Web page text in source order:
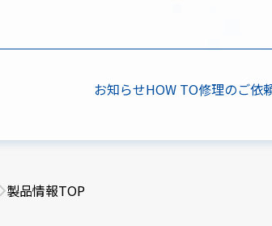
お知らせHOW TO修理のご依
製品情報TOP